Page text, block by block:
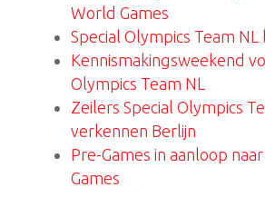
World Games
Special Olympics Team NL
Kennismakingsweekend
Olympics Team NL
Zeilers Special Olympics
verkennen Berlijn
Pre-Games in aanloop
Games